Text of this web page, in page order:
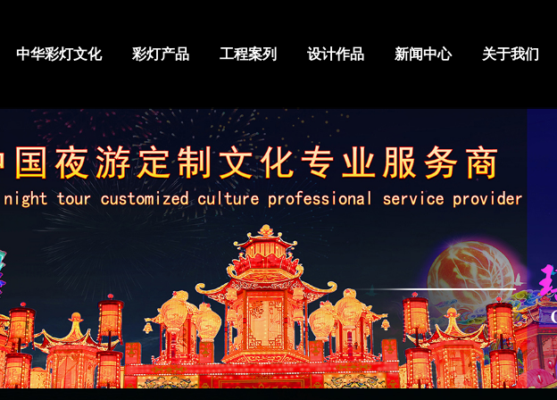
中华彩灯文化 彩灯产品 工程案列 设计作品 新闻中心 关于我们